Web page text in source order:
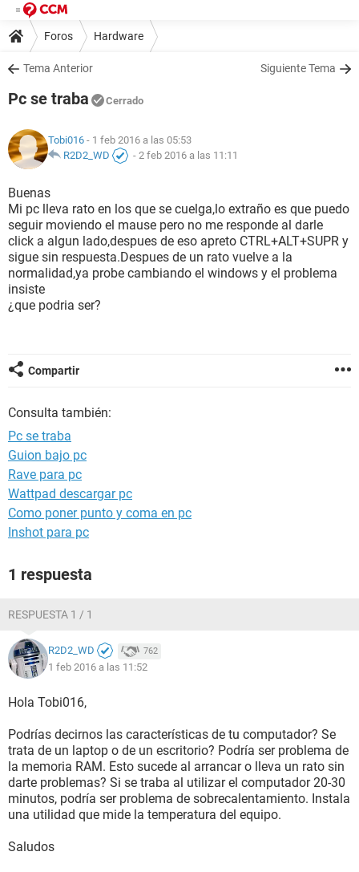
Foros Hardware
Tema Anterior Siguiente Tema
Pc se traba Cerrado
Tobi016 - 1 feb 2016 a las 05:53
R2D2_WD
- 2 feb 2016 a las 11:11
Buenas
Mi pc lleva rato en los que se cuelga,lo extraño es que puedo
seguir moviendo el mause pero no me responde al darle
click a algun lado,despues de eso apreto CTRL+ALT+SUPR y
sigue sin respuesta.Despues de un rato vuelve a la
normalidad,ya probe cambiando el windows y el problema
insiste
¿que podria ser?
Compartir
Consulta también:
Pc se traba
Guion bajo pc
Rave para pc
Wattpad descargar pc
Como poner punto y coma en pc
Inshot para pc
1 respuesta
RESPUESTA 1 / 1
R2D2_WD 762
1 feb 2016 a las 11:52
Hola Tobi016,
Podrías decirnos las características de tu computador? Se
trata de un laptop o de un escritorio? Podría ser problema de
la memoria RAM. Esto sucede al arrancar o lleva un rato sin
darte problemas? Si se traba al utilizar el computador 20-30
minutos, podría ser problema de sobrecalentamiento. Instala
una utilidad que mide la temperatura del equipo.
Saludos